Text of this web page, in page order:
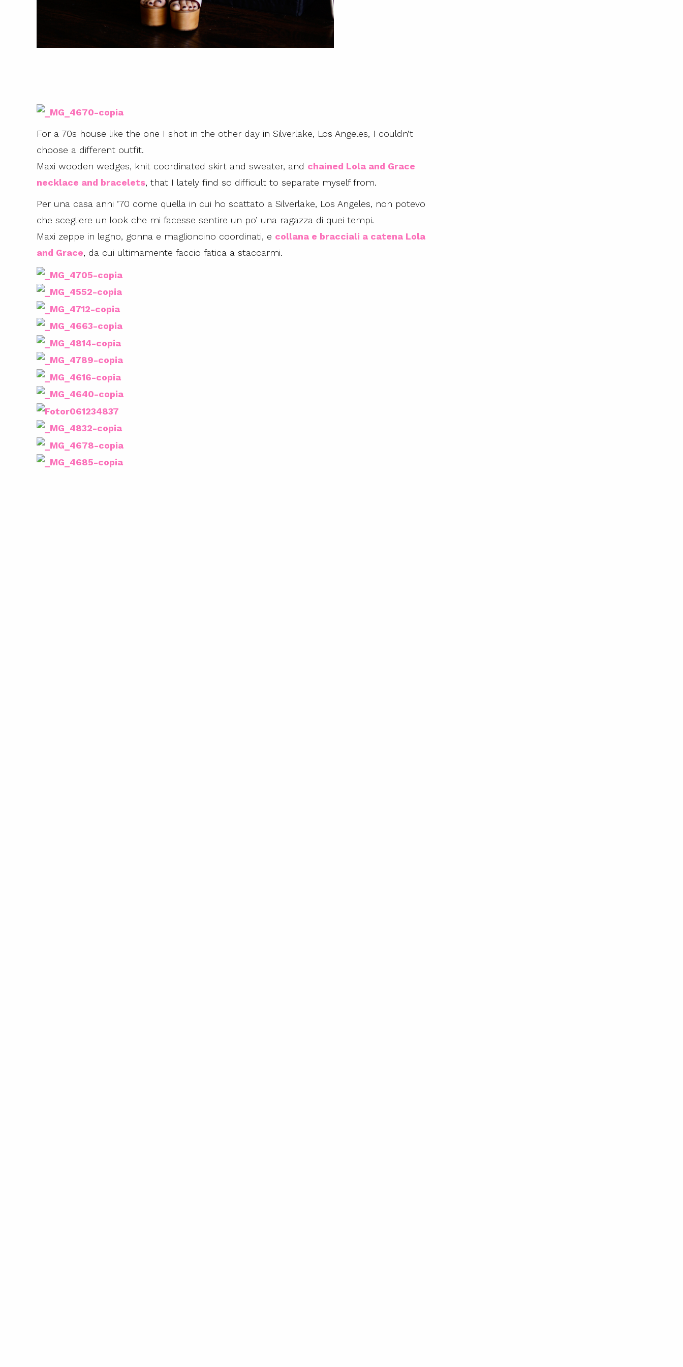
For a 70s house like the one I shot in the other day in Silverlake, Los Angeles, I couldn’t
choose a different outfit.
Maxi wooden wedges, knit coordinated skirt and sweater, and chained Lola and Grace
necklace and bracelets, that I lately find so difficult to separate myself from.
Per una casa anni ’70 come quella in cui ho scattato a Silverlake, Los Angeles, non potevo
che scegliere un look che mi facesse sentire un po’ una ragazza di quei tempi.
Maxi zeppe in legno, gonna e maglioncino coordinati, e collana e bracciali a catena Lola
and Grace, da cui ultimamente faccio fatica a staccarmi.